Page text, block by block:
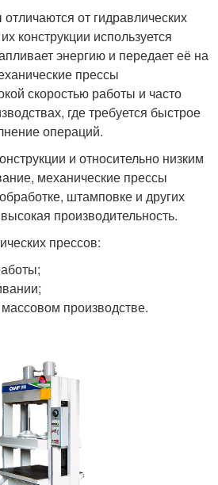
от гидравлических
конструкции используется
энергию и передает её на
прессы
скоростью работы и часто
где требуется быстрое
операций.
и относительно низким
механические прессы
штамповке и других
производительность.
прессов:
производстве.